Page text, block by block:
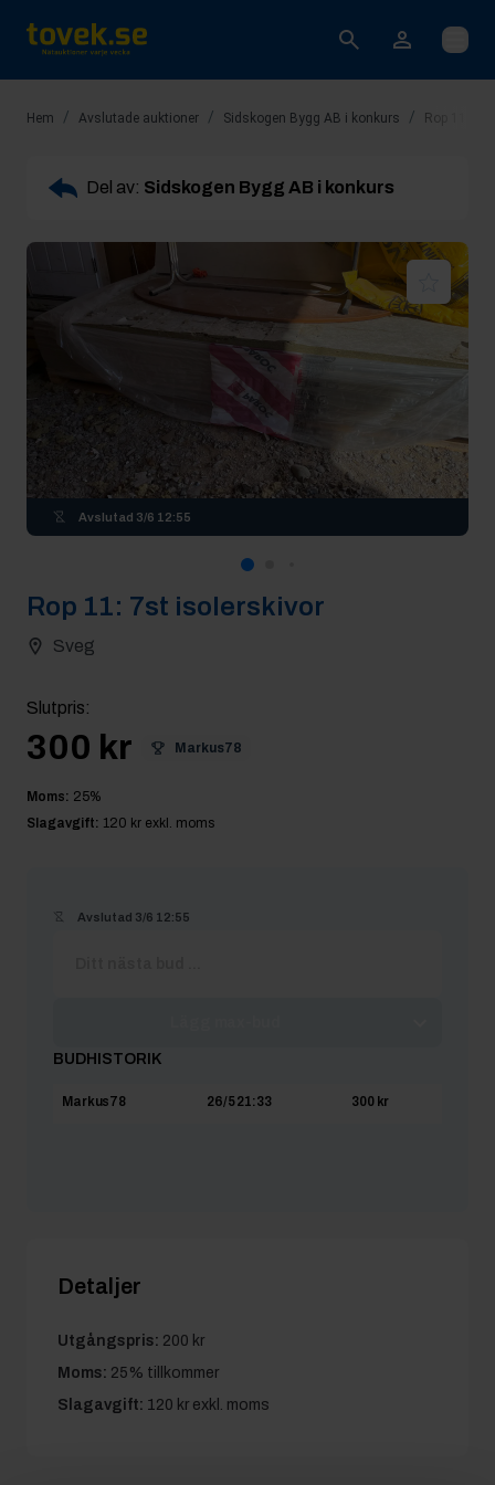
Öppna
Hem / Avslutade auktioner / Sidskogen Bygg AB i konkurs / Rop 11:
Del av: Sidskogen Bygg AB i konkurs
Avslutad 3/6 12:55
Rop 11: 7st isolerskivor
Sveg
Slutpris:
300 kr Markus78
Moms: 25%
Slagavgift: 120 kr exkl. moms
Avslutad 3/6 12:55
BUDHISTORIK
Markus78 26/5 21:33 300 kr
Detaljer
Utgångspris: 200 kr
Moms: 25% tillkommer
Slagavgift: 120 kr exkl. moms